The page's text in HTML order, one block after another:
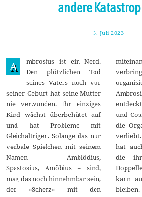
andere
3. Juli 2023
u
i
2
0
2
3
A
mbrosius ist ein Nerd.
Den plötzlichen Tod
seines Vaters noch vor
seiner Geburt hat seine Mutter
nie verwunden. Ihr einziges
Kind wächst überbehütet auf
und hat Probleme mit
Gleichaltrigen. Solange das nur
verbale Spielchen mit seinem
Namen – Amblödius,
Spastosius, Amöbius – sind,
mag das noch hinnehmbar sein,
der »Scherz« mit den
und
die
hat
die
kann
bleiben.